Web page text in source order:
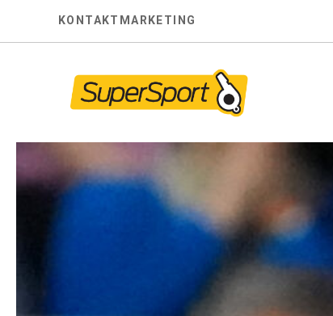
KONTAKT MARKETING